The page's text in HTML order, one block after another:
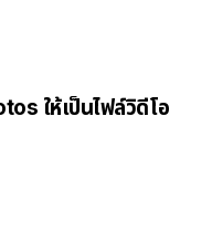
ให้เป็นไฟล์วิดีโอ